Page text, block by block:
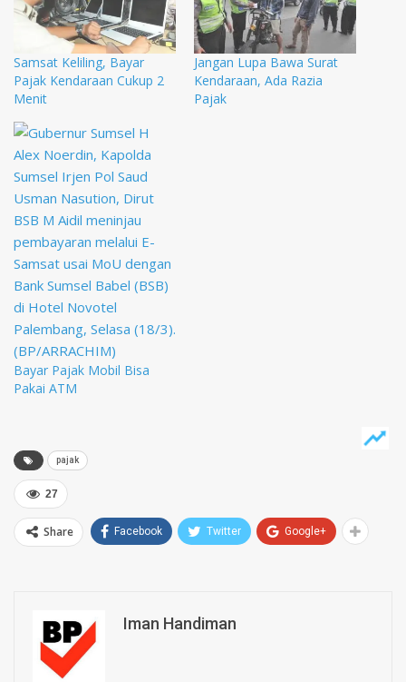
Samsat Keliling, Bayar
Pajak Kendaraan Cukup 2
Menit
Jangan Lupa Bawa Surat
Kendaraan, Ada Razia
Pajak
Bayar Pajak Mobil Bisa
Pakai ATM
pajak
27
Share Facebook Twitter Google+
Iman Handiman